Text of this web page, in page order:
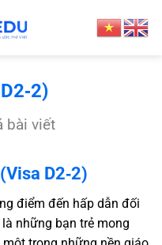
bài viết
D2‑2)
điểm đến hấp dẫn đối
những bạn trẻ mong